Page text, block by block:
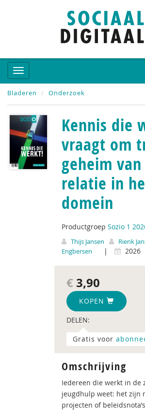
Bladeren Onderzoek
Kennis die
vraagt om
geheim
relatie in
domein
Productgroep Sozio 1
Thijs Jansen Rienk
Engbersen
| 2026
€ 3,90
KOPEN
DELEN:
Gratis voor
Omschrijving
Iedereen die werkt in de
jeugdhulp weet: het zijn
projecten of